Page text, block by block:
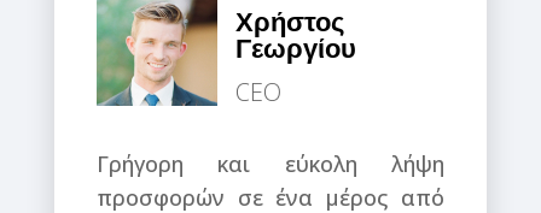
Χρήστος
Γεωργίου
CEO
Γρήγορη και εύκολη λήψη
προσφορών σε ένα μέρος από